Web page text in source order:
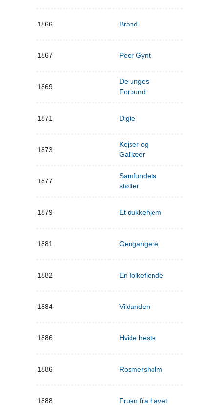
1866 Brand
1867 Peer Gynt
1869
De unges
Forbund
1871 Digte
1873
Kejser og
Galilæer
1877
Samfundets
støtter
1879 Et dukkehjem
1881 Gengangere
1882 En folkefiende
1884 Vildanden
1886 Hvide heste
1886 Rosmersholm
1888 Fruen fra havet